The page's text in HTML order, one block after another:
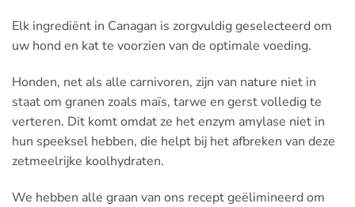
Elk ingrediënt in Canagan is zorgvuldig geselecteerd om
uw hond en kat te voorzien van de optimale voeding.
Honden, net als alle carnivoren, zijn van nature niet in
staat om granen zoals maïs, tarwe en gerst volledig te
verteren. Dit komt omdat ze het enzym amylase niet in
hun speeksel hebben, die helpt bij het afbreken van deze
zetmeelrijke koolhydraten.
We hebben alle graan van ons recept geëlimineerd om